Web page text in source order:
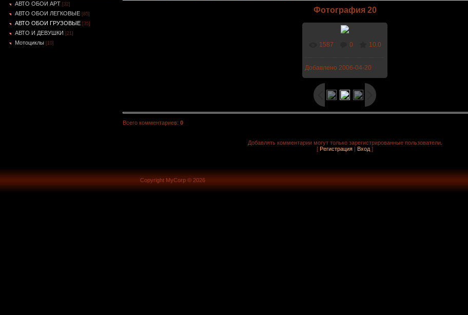
АВТО ОБОИ АРТ [32]
АВТО ОБОИ ЛЕГКОВЫЕ [85]
АВТО ОБОИ ГРУЗОВЫЕ [35]
АВТО И ДЕВУШКИ [21]
Мотоциклы [10]
Фотография 20
В реальном размере
1024x768/ 466.2Kb
1587 0 10.0
Добавлено 2006-04-20
Всего комментариев: 0
Добавлять комментарии могут только зарегистрированные пользователи.
[ Регистрация | Вход ]
Copyright MyCorp © 2026